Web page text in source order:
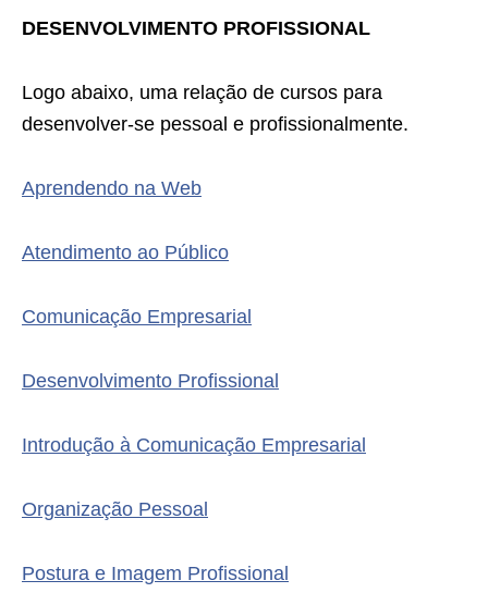
DESENVOLVIMENTO PROFISSIONAL
Logo abaixo, uma relação de cursos para
desenvolver-se pessoal e profissionalmente.
Aprendendo na Web
Atendimento ao Público
Comunicação Empresarial
Desenvolvimento Profissional
Introdução à Comunicação Empresarial
Organização Pessoal
Postura e Imagem Profissional